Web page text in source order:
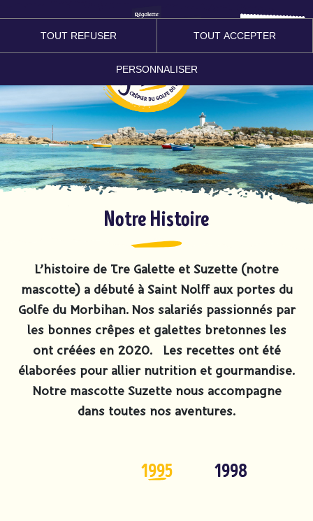
Le Klub
Notre Histoire
L’histoire de Tre Galette et Suzette (notre
mascotte) a débuté à Saint Nolff aux portes du
Golfe du Morbihan. Nos salariés passionnés par
les bonnes crêpes et galettes bretonnes les
ont créées en 2020. Les recettes ont été
élaborées pour allier nutrition et gourmandise.
Notre mascotte Suzette nous accompagne
dans toutes nos aventures.
1995 1998
Le site internet Tregalette utilise
des cookies !
Nous utilisons des cookies pour nous assurer du bon
fonctionnement de notre site et à des fins analytiques. Vous
pouvez changer d'avis à tout moment en cliquant sur l'icône
présente sur chaque page de notre site. En autorisant ces
services tiers, vous acceptez le dépôt et la lecture de cookies et
l'utilisation de technologies de suivi nécessaires à leur bon
TOUT REFUSER TOUT ACCEPTER
PERSONNALISER